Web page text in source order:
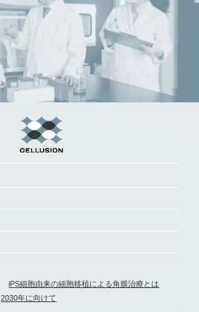
iPS細胞由来の細胞移植による角膜治療とは
2030年に向けて